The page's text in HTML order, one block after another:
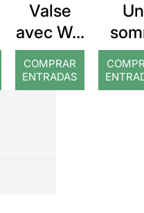
Valse
avec W...
COMPRAR
ENTRADAS
Un